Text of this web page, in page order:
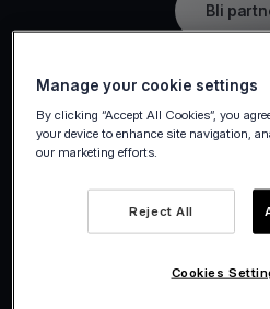
Bli
Manage your cookie settings
By clicking “Accept All Cookies”, you
your device to enhance site navigation,
our marketing efforts.
Reject All
Cookies